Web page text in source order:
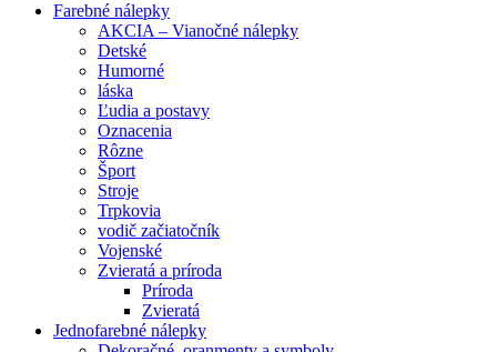
Farebné nálepky
AKCIA – Vianočné nálepky
Detské
Humorné
láska
Ľudia a postavy
Oznacenia
Rôzne
Šport
Stroje
Trpkovia
vodič začiatočník
Vojenské
Zvieratá a príroda
Príroda
Zvieratá
Jednofarebné nálepky